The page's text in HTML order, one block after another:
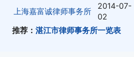
上海嘉富诚律师事务所
2014-07-
02
推荐： 湛江市律师事务所一览表